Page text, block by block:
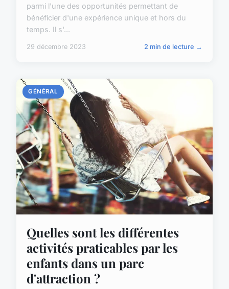
parmi l'une des opportunités permettant de
bénéficier d'une expérience unique et hors du
temps. Il s'...
29 décembre 2023 2 min de lecture →
GÉNÉRAL
Quelles sont les différentes
activités praticables par les
enfants dans un parc
d'attraction ?